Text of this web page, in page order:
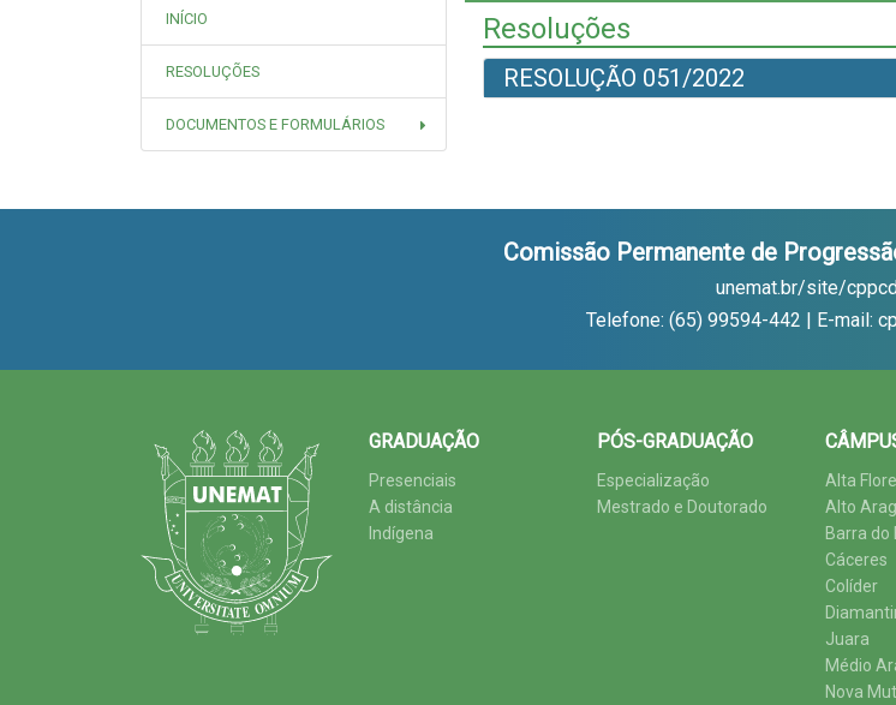
INÍCIO
RESOLUÇÕES
DOCUMENTOS E FORMULÁRIOS
Resoluções
RESOLUÇÃO 051/2022
Comissão Permanente de
unemat.br/site/
Telefone: (65) 99594-442 | E-mail:
GRADUAÇÃO
Presenciais
A distância
Indígena
PÓS-GRADUAÇÃO
Especialização
Mestrado e Doutorado
Alta
Alto
Barra do
Cáceres
Colíder
Juara
Médio
Nova